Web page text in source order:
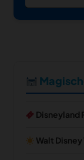
Disneyland
Walt